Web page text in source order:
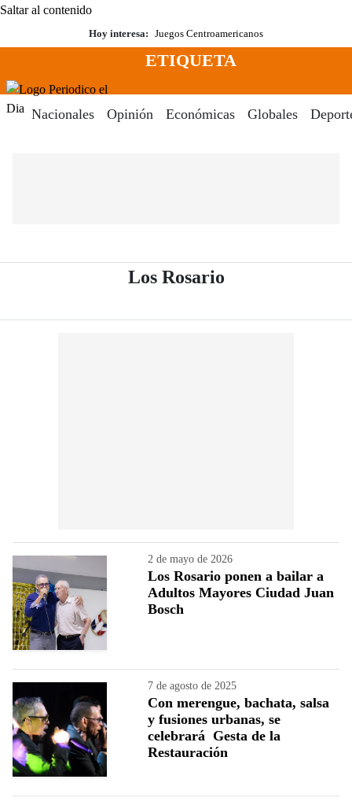
Saltar al contenido
Hoy interesa: Juegos Centroamericanos
Menú
ETIQUETA
Nacionales Opinión Económicas Globales
Los Rosario- Periódico El
2 de mayo de 2026
Los Rosario ponen a bailar a
Adultos Mayores Ciudad Juan
Bosch
7 de agosto de 2025
Con merengue, bachata, salsa
y fusiones urbanas, se
celebrará Gesta de la
Restauración